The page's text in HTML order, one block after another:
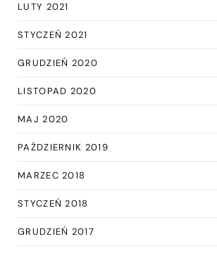
LUTY 2021
STYCZEŃ 2021
GRUDZIEŃ 2020
LISTOPAD 2020
MAJ 2020
PAŹDZIERNIK 2019
MARZEC 2018
STYCZEŃ 2018
GRUDZIEŃ 2017